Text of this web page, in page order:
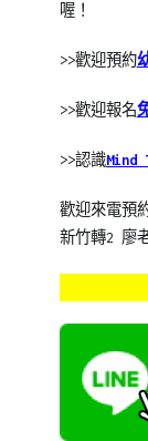
喔！
>>歡迎預約
>>歡迎報名
>>認識Mind
歡迎來電預
新竹轉2 廖